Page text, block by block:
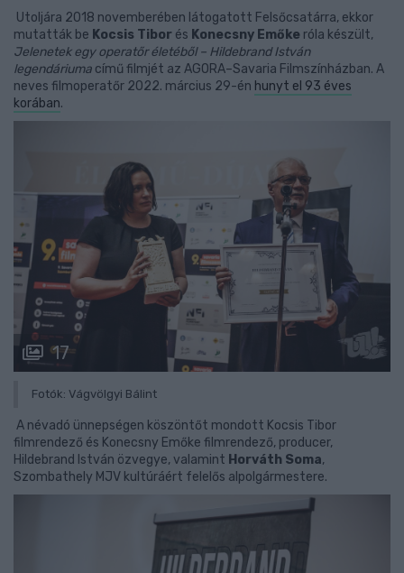
Utoljára 2018 novemberében látogatott Felsőcsatárra, ekkor
mutatták be Kocsis Tibor és Konecsny Emőke róla készült,
Jelenetek egy operatőr életéből – Hildebrand István
legendáriuma című filmjét az AGORA–Savaria Filmszínházban. A
neves filmoperatőr 2022. március 29-én hunyt el 93 éves
korában.
17
Fotók: Vágvölgyi Bálint
A névadó ünnepségen köszöntőt mondott Kocsis Tibor
filmrendező és Konecsny Emőke filmrendező, producer,
Hildebrand István özvegye, valamint Horváth Soma,
Szombathely MJV kultúráért felelős alpolgármestere.